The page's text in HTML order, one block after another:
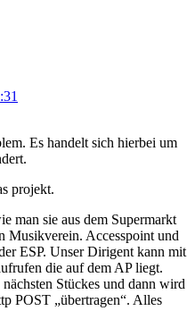
Es handelt sich hierbei um
projekt.
man sie aus dem Supermarkt
Musikverein. Accesspoint und
ESP. Unser Dirigent kann mit
die auf dem AP liegt.
Stückes und dann wird
POST „übertragen“. Alles